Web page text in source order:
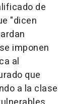
de
"dicen
imponen
al
que
a la clase